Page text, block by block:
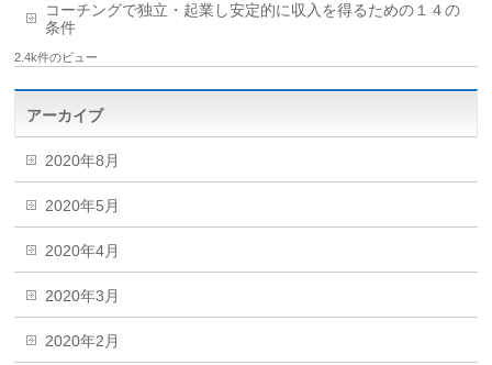
コーチングで独立・起業し安定的に収入を得るための１４の
条件
2.4k件のビュー
アーカイブ
2020年8月
2020年5月
2020年4月
2020年3月
2020年2月